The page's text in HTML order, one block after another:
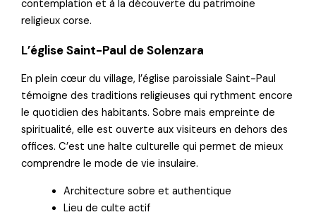
contemplation et à la découverte du patrimoine
religieux corse.
L’église Saint-Paul de Solenzara
En plein cœur du village, l’église paroissiale Saint-Paul
témoigne des traditions religieuses qui rythment encore
le quotidien des habitants. Sobre mais empreinte de
spiritualité, elle est ouverte aux visiteurs en dehors des
offices. C’est une halte culturelle qui permet de mieux
comprendre le mode de vie insulaire.
Architecture sobre et authentique
Lieu de culte actif